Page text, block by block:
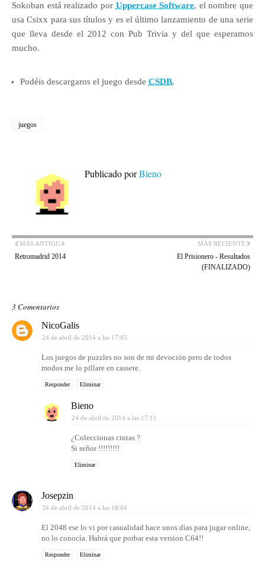
Sokoban está realizado por Uppercase Software, el nombre que
usa Csixx para sus títulos y es el último lanzamiento de una serie
que lleva desde el 2012 con Pub Trivia y del que esperamos
mucho.
Podéis descargaros el juego desde CSDB.
juegos
Publicado porBieno
MÁS RECIENTE
El Prisionero - Resultados
(FINALIZADO)
MÁS ANTIGUA
Retromadrid 2014
3 Comentarios
NicoGalis
24 de abril de 2014 a las 17:05
Los juegos de puzzles no son de mi devoción pero de todos
modos me lo pillare en cassete.
Responder Eliminar
Bieno
24 de abril de 2014 a las 17:11
¿Coleccionas cintas ?
Si señor !!!!!!!!!
Eliminar
Josepzin
24 de abril de 2014 a las 18:04
El 2048 ese lo vi por casualidad hace unos días para jugar online,
no lo conocía. Habrá que porbar esta version C64!!
Responder Eliminar